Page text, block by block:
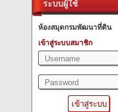
ระบบผู้ใช้
ห้องสมุดกรมพัฒนาที่ดิน
เข้าสู่ระบบสมาชิก